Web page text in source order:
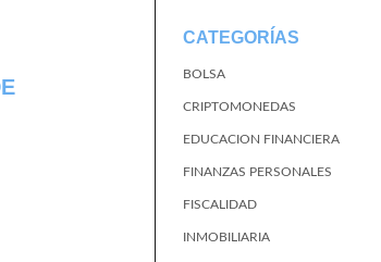
CATEGORÍAS
BOLSA
CRIPTOMONEDAS
EDUCACION FINANCIERA
FINANZAS PERSONALES
FISCALIDAD
INMOBILIARIA